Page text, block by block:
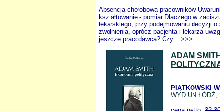
Absencja chorobowa pracowników
kształtowanie - pomiar Dlaczego w
lekarskiego, przy podejmowaniu decyzji
zwolnienia, oprócz pacjenta i lekarza
jeszcze pracodawca? Czy... >>>
ADAM
PIĄTKOWSKI
WYD UN ŁÓDŹ,